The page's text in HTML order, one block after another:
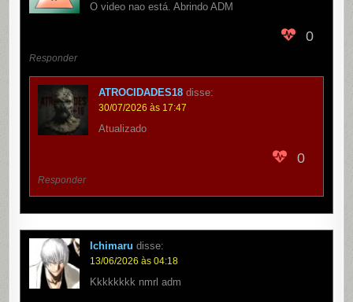
O video nao está. Abrindo ADM
0
Responder
ATROCIDADES18 disse:
30/07/2026 às 17:47
Atualizado
0
Responder
Ichimaru disse:
13/06/2026 às 04:18
Kkkkkkkk nmrl adm